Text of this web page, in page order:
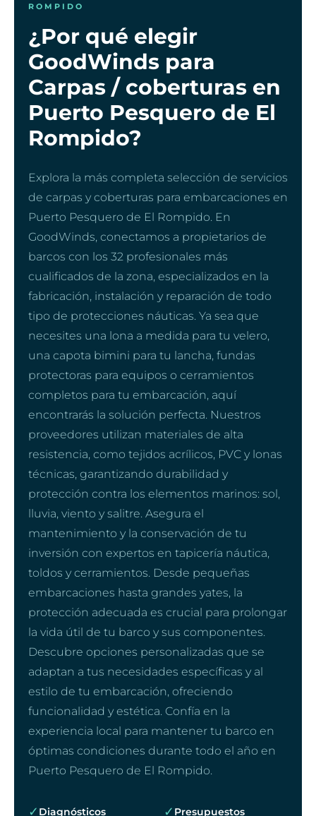
ROMPIDO
¿Por qué elegir
GoodWinds para
Carpas / coberturas en
Puerto Pesquero de El
Rompido?
Explora la más completa selección de servicios
de carpas y coberturas para embarcaciones en
Puerto Pesquero de El Rompido. En
GoodWinds, conectamos a propietarios de
barcos con los 32 profesionales más
cualificados de la zona, especializados en la
fabricación, instalación y reparación de todo
tipo de protecciones náuticas. Ya sea que
necesites una lona a medida para tu velero,
una capota bimini para tu lancha, fundas
protectoras para equipos o cerramientos
completos para tu embarcación, aquí
encontrarás la solución perfecta. Nuestros
proveedores utilizan materiales de alta
resistencia, como tejidos acrílicos, PVC y lonas
técnicas, garantizando durabilidad y
protección contra los elementos marinos: sol,
lluvia, viento y salitre. Asegura el
mantenimiento y la conservación de tu
inversión con expertos en tapicería náutica,
toldos y cerramientos. Desde pequeñas
embarcaciones hasta grandes yates, la
protección adecuada es crucial para prolongar
la vida útil de tu barco y sus componentes.
Descubre opciones personalizadas que se
adaptan a tus necesidades específicas y al
estilo de tu embarcación, ofreciendo
funcionalidad y estética. Confía en la
experiencia local para mantener tu barco en
óptimas condiciones durante todo el año en
Puerto Pesquero de El Rompido.
✓ Diagnósticos ✓ Presupuestos